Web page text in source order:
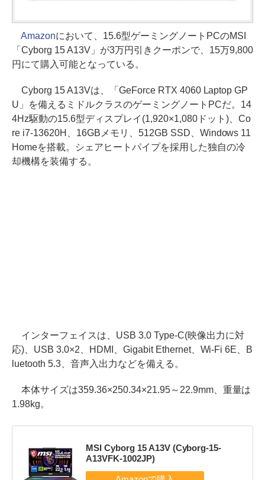
Amazonにおいて、15.6型ゲーミングノートPCのMSI
「Cyborg 15 A13V」が3万円引きクーポンで、15万9,800
円にて購入可能となっている。
Cyborg 15 A13Vは、「GeForce RTX 4060 Laptop GP
U」を備えるミドルクラスのゲーミングノートPCだ。14
4Hz駆動の15.6型ディスプレイ(1,920×1,080ドット)、Co
re i7-13620H、16GBメモリ、512GB SSD、Windows 11
Homeを搭載。シェアヒートパイプを採用した独自の冷
却機構を装備する。
インターフェイスは、USB 3.0 Type-C(映像出力に対
応)、USB 3.0×2、HDMI、Gigabit Ethernet、Wi-Fi 6E、B
luetooth 5.3、音声入出力などを備える。
本体サイズは359.36×250.34×21.95～22.9mm、重量は
1.98kg。
MSI Cyborg 15 A13V (Cyborg-15-
A13VFK-1002JP)